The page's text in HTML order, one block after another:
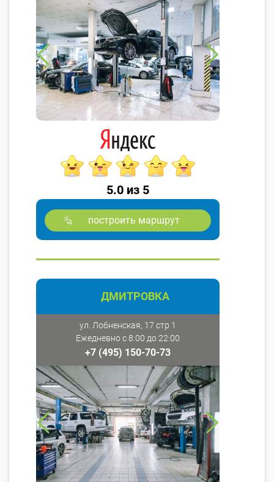
5.0 из 5
построить маршрут
ДМИТРОВКА
ул. Лобненская, 17 стр 1
Ежедневно с 8:00 до 22:00
+7 (495) 150-70-73